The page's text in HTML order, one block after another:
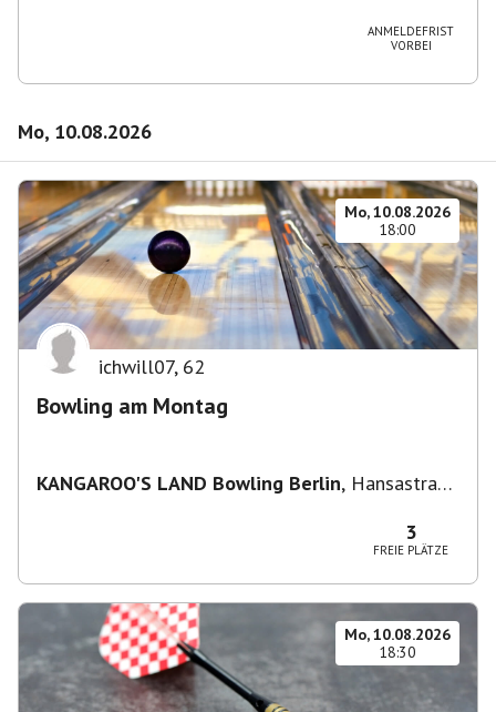
ANMELDEFRIST
VORBEI
Mo, 10.08.2026
Mo, 10.08.2026
18:00
ichwill07, 62
Bowling am Montag
KANGAROO'S LAND Bowling Berlin, Hansastraße
3
FREIE PLÄTZE
Mo, 10.08.2026
18:30